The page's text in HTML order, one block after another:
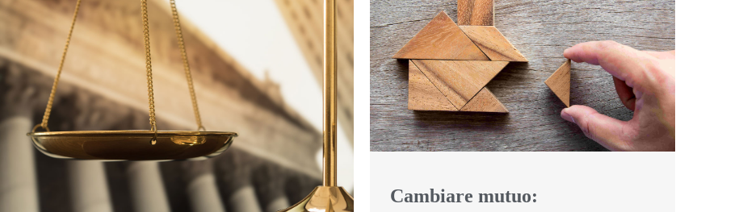
Cambiare mutuo: